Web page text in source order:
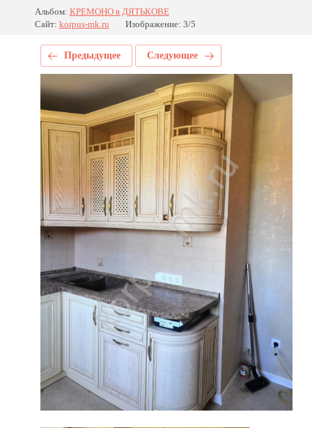
Альбом: КРЕМОНО в ДЯТЬКОВЕ
Сайт: korpus-mk.ru Изображение: 3/5
Предыдущее Следующее